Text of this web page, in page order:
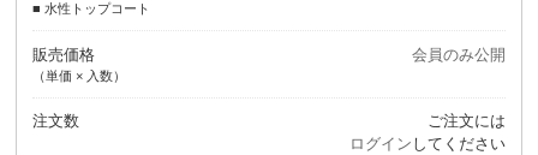
■ 水性トップコート
販売価格
（単価 × 入数）
会員のみ公開
注文数
ご注文には
ログイン してください